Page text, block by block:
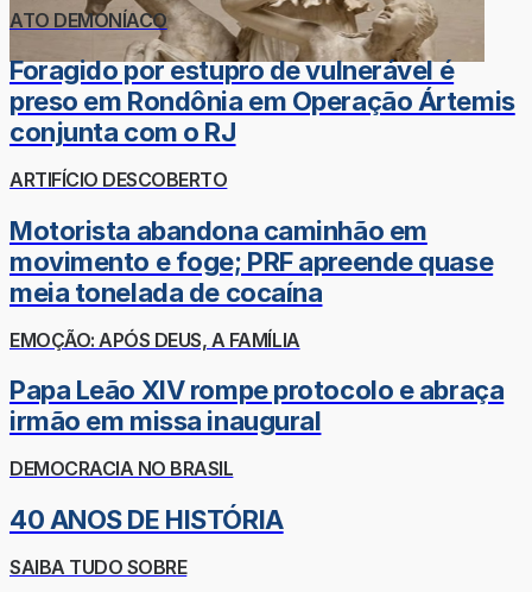
ATO DEMONÍACO
Foragido por estupro de vulnerável é
preso em Rondônia em Operação Ártemis
conjunta com o RJ
ARTIFÍCIO DESCOBERTO
Motorista abandona caminhão em
movimento e foge; PRF apreende quase
meia tonelada de cocaína
EMOÇÃO: APÓS DEUS, A FAMÍLIA
Papa Leão XIV rompe protocolo e abraça
irmão em missa inaugural
DEMOCRACIA NO BRASIL
40 ANOS DE HISTÓRIA
SAIBA TUDO SOBRE